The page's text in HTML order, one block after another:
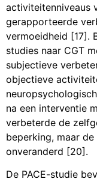
activiteitenniveaus
gerapporteerde
vermoeidheid [17].
studies naar CGT
subjectieve
objectieve
na een interventie
verbeterde de
beperking, maar
onveranderd [20].
De PACE-studie